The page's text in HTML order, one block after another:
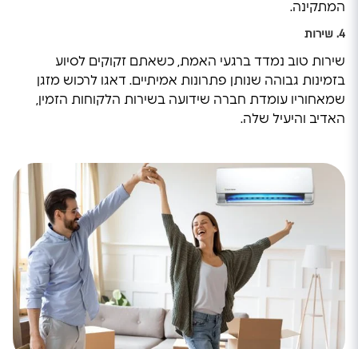
המתקינה.
4. שירות
שירות טוב נמדד ברגעי האמת, כשאתם זקוקים לסיוע
בזמינות גבוהה שנותן פתרונות אמיתיים. דאגו לרכוש מזגן
שמאחוריו עומדת חברה שידועה בשירות הלקוחות הזמין,
האדיב והיעיל שלה.